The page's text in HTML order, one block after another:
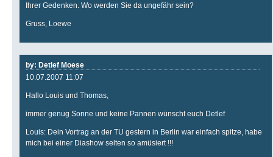
Ihrer Gedenken. Wo werden Sie da ungefähr sein?
Gruss, Loewe
by: Detlef Moese
10.07.2007 11:07
Hallo Louis und Thomas,
immer genug Sonne und keine Pannen wünscht euch Detlef
Louis: Dein Vortrag an der TU gestern in Berlin war einfach spitze, habe
mich bei einer Diashow selten so amüsiert !!!